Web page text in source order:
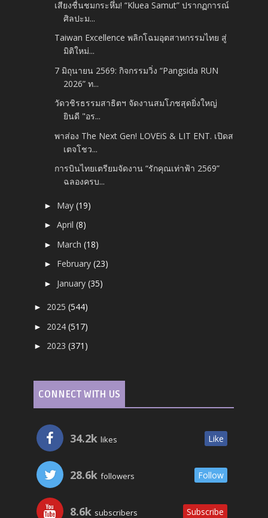
เสียงชื่นชมกระหึ่ม! “Kluea Samut” ปรากฏการณ์
ศิลปะม...
Taiwan Excellence พลิกโฉมอุตสาหกรรมไทย สู่
มิติใหม่...
7 มิถุนายน 2569: กิจกรรมวิ่ง “Pangsida RUN
2026” ท...
วัดวชิรธรรมสาธิตฯ จัดงานสมโภชสุดยิ่งใหญ่
ยินดี "อร...
พาส่อง The Next Gen! LOVEiS & LIT ENT. เปิดส
เตจโชว...
การบินไทยเตรียมจัดงาน “รักคุณเท่าฟ้า 2569”
ฉลองครบ...
► May(19)
►April(8)
► March(18)
► February(23)
► January(35)
► 2025(544)
► 2024(517)
► 2023(371)
CONNECT WITH US
34.2k likes Like
28.6k followers Follow
8.6k subscribers Subscribe